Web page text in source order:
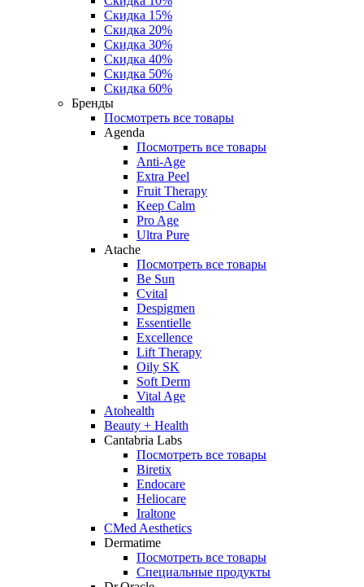
Скидка 15%
Скидка 20%
Скидка 30%
Скидка 40%
Скидка 50%
Скидка 60%
Бренды
Посмотреть все товары
Agenda
Посмотреть все товары
Anti‑Age
Extra Peel
Fruit Therapy
Keep Calm
Pro Age
Ultra Pure
Atache
Посмотреть все товары
Be Sun
Cvital
Despigmen
Essentielle
Excellence
Lift Therapy
Oily SK
Soft Derm
Vital Age
Atohealth
Beauty + Health
Cantabria Labs
Посмотреть все товары
Biretix
Endocare
Heliocare
Iraltone
CMed Aesthetics
Dermatime
Посмотреть все товары
Специальные продукты